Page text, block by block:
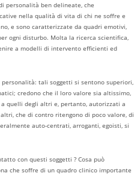
personalità ben delineate, che
nella qualità di vita di chi ne soffre e
e sono caratterizzate da quadri emotivi,
ogni disturbo. Molta la ricerca scientifica,
a modelli di intervento efficienti ed
tali soggetti si sentono superiori,
credono che il loro valore sia altissimo,
quelli degli altri e, pertanto, autorizzati a
che di contro ritengono di poco valore, di
auto-centrati, arroganti, egoisti, si
con questi soggetti ? Cosa può
che soffre di un quadro clinico importante